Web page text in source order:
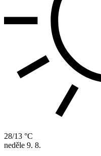
28/13 °C
neděle 9. 8.